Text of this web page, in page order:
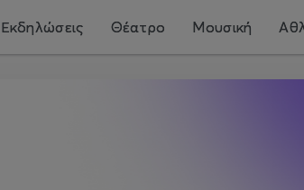
Εκδηλώσεις Θέατρο Μουσική